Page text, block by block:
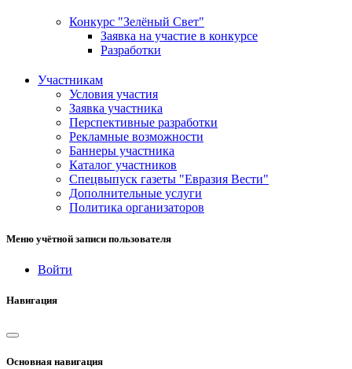
Конкурс "Зелёный Свет"
Заявка на участие в конкурсе
Разработки
Участникам
Условия участия
Заявка участника
Перспективные разработки
Рекламные возможности
Баннеры участника
Каталог участников
Спецвыпуск газеты "Евразия Вести"
Дополнительные услуги
Политика организаторов
Меню учётной записи пользователя
Войти
Навигация
Основная навигация